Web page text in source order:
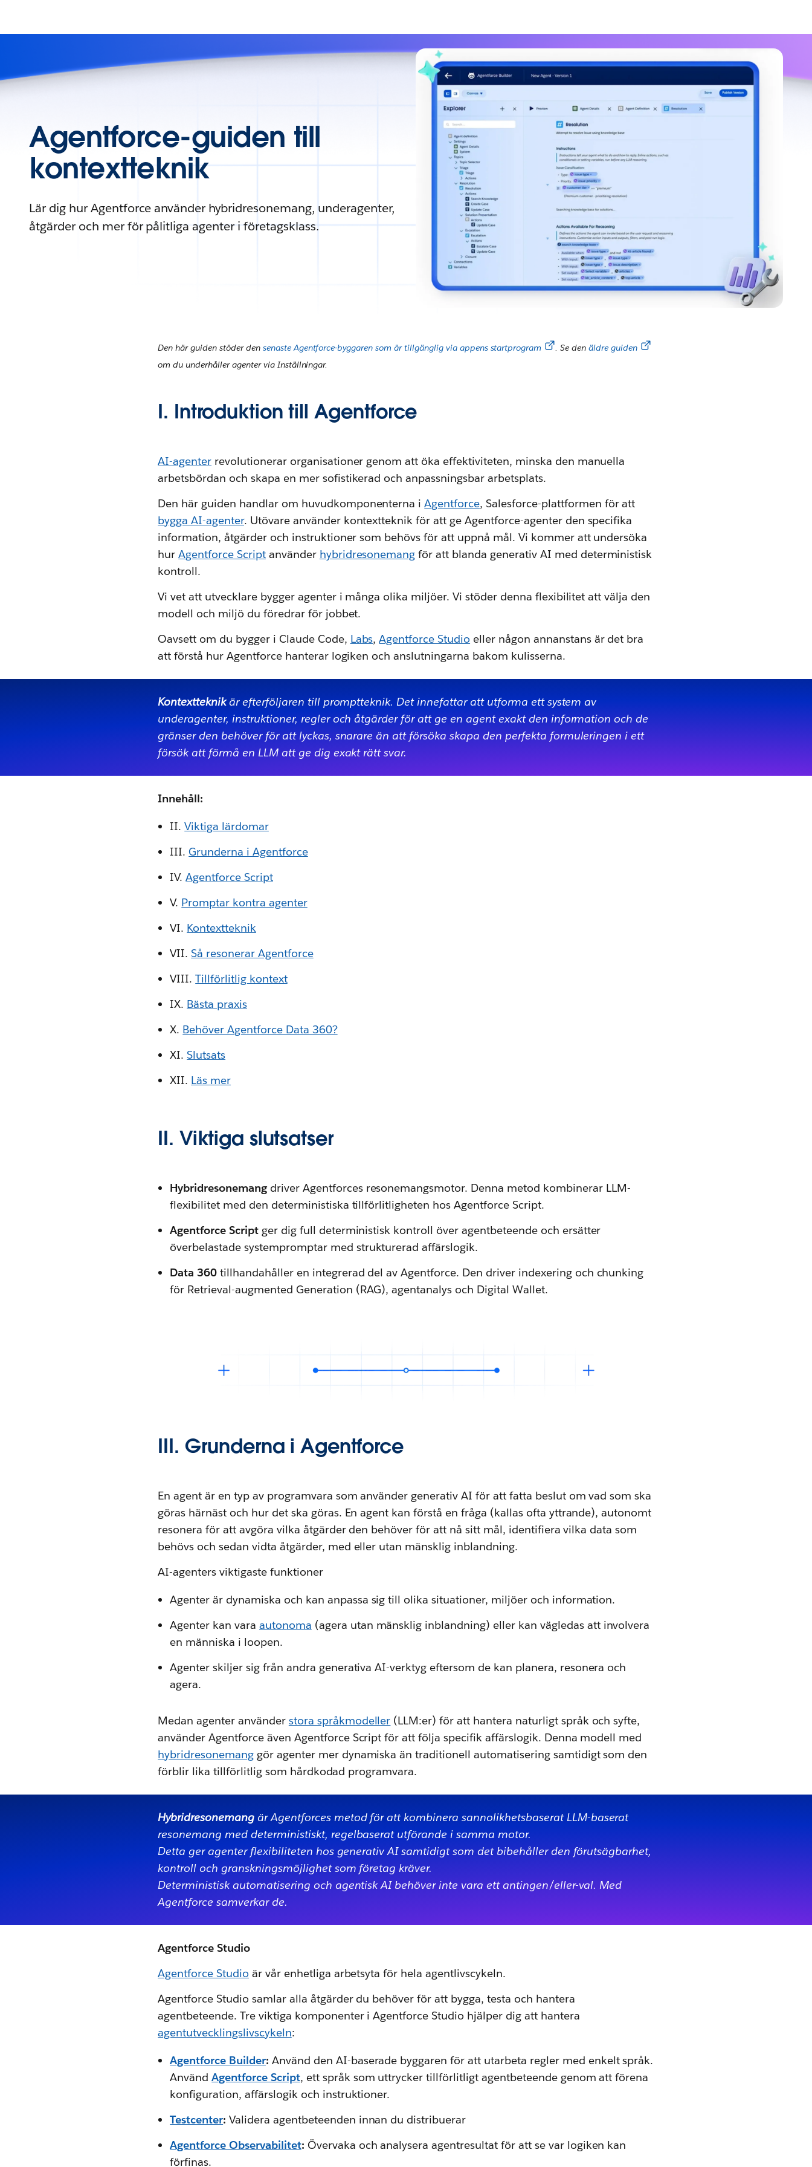
Agentforce-guiden till
kontextteknik
Lär dig hur Agentforce använder hybridresonemang, underagenter,
åtgärder och mer för pålitliga agenter i företagsklass.
Den här guiden stöder den senaste Agentforce-byggaren som är tillgänglig via appens startprogram . Se denäldre guiden
om du underhåller agenter via Inställningar.
I. Introduktion till Agentforce
AI-agenter revolutionerar organisationer genom att öka effektiviteten, minska den manuella
arbetsbördan och skapa en mer sofistikerad och anpassningsbar arbetsplats.
Den här guiden handlar om huvudkomponenterna iAgentforce, Salesforce-plattformen för att
bygga AI-agenter. Utövare använder kontextteknik för att ge Agentforce-agenter den specifika
information, åtgärder och instruktioner som behövs för att uppnå mål. Vi kommer att undersöka
hurAgentforce Scriptanvänder hybridresonemang för att blanda generativ AI med deterministisk
kontroll.
Vi vet att utvecklare bygger agenter i många olika miljöer. Vi stöder denna flexibilitet att välja den
modell och miljö du föredrar för jobbet.
Oavsett om du bygger i Claude Code, Labs,Agentforce Studio eller någon annanstans är det bra
att förstå hur Agentforce hanterar logiken och anslutningarna bakom kulisserna.
Kontextteknikär efterföljaren till promptteknik. Det innefattar att utforma ett system av
underagenter, instruktioner, regler och åtgärder för att ge en agent exakt den information och de
gränser den behöver för att lyckas, snarare än att försöka skapa den perfekta formuleringen i ett
försök att förmå en LLM att ge dig exakt rätt svar.
Innehåll:
II.Viktiga lärdomar
III.Grunderna i Agentforce
IV.Agentforce Script
V. Promptar kontra agenter
VI. Kontextteknik
VII.Så resonerar Agentforce
VIII.Tillförlitlig kontext
IX. Bästa praxis
X. Behöver Agentforce Data 360?
XI.Slutsats
XII. Läs mer
II. Viktiga slutsatser
Hybridresonemangdriver Agentforces resonemangsmotor. Denna metod kombinerar LLM-
flexibilitet med den deterministiska tillförlitligheten hos Agentforce Script.
Agentforce Scriptger dig full deterministisk kontroll över agentbeteende och ersätter
överbelastade systempromptar med strukturerad affärslogik.
Data 360tillhandahåller en integrerad del av Agentforce. Den driver indexering och chunking
för Retrieval-augmented Generation (RAG), agentanalys och Digital Wallet.
III. Grunderna i Agentforce
En agent är en typ av programvara som använder generativ AI för att fatta beslut om vad som ska
göras härnäst och hur det ska göras. En agent kan förstå en fråga (kallas ofta yttrande), autonomt
resonera för att avgöra vilka åtgärder den behöver för att nå sitt mål, identifiera vilka data som
behövs och sedan vidta åtgärder, med eller utan mänsklig inblandning.
AI-agenters viktigaste funktioner
Agenter är dynamiska och kan anpassa sig till olika situationer, miljöer och information.
Agenter kan vara autonoma (agera utan mänsklig inblandning) eller kan vägledas att involvera
en människa i loopen.
Agenter skiljer sig från andra generativa AI-verktyg eftersom de kan planera, resonera och
agera.
Medan agenter använder stora språkmodeller (LLM:er) för att hantera naturligt språk och syfte,
använder Agentforce även Agentforce Script för att följa specifik affärslogik. Denna modell med
hybridresonemanggör agenter mer dynamiska än traditionell automatisering samtidigt som den
förblir lika tillförlitlig som hårdkodad programvara.
Hybridresonemangär Agentforces metod för att kombinera sannolikhetsbaserat LLM-baserat
resonemang med deterministiskt, regelbaserat utförande i samma motor.
Detta ger agenter flexibiliteten hos generativ AI samtidigt som det bibehåller den förutsägbarhet,
kontroll och granskningsmöjlighet som företag kräver.
Deterministisk automatisering och agentisk AI behöver inte vara ett antingen/eller-val. Med
Agentforce samverkar de.
Agentforce Studio
Agentforce Studio är vår enhetliga arbetsyta för hela agentlivscykeln.
Agentforce Studio samlar alla åtgärder du behöver för att bygga, testa och hantera
agentbeteende. Tre viktiga komponenter i Agentforce Studio hjälper dig att hantera
agentutvecklingslivscykeln:
Agentforce Builder: Använd den AI-baserade byggaren för att utarbeta regler med enkelt språk.
AnvändAgentforce Script, ett språk som uttrycker tillförlitligt agentbeteende genom att förena
konfiguration, affärslogik och instruktioner.
Testcenter: Validera agentbeteenden innan du distribuerar
Agentforce Observabilitet: Övervaka och analysera agentresultat för att se var logiken kan
förfinas.